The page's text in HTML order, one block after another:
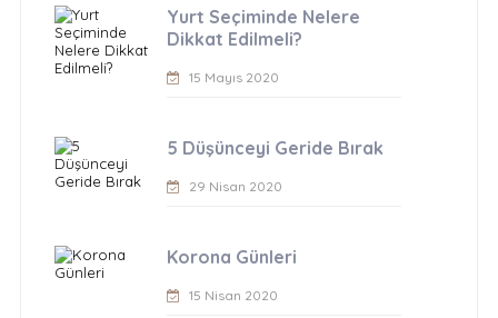
Yurt Seçiminde Nelere
Dikkat Edilmeli?
15 Mayıs 2020
5 Düşünceyi Geride Bırak
29 Nisan 2020
Korona Günleri
15 Nisan 2020